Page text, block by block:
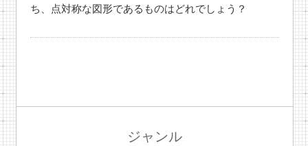
ち、点対称な図形であるものはどれでしょう？
ジャンル